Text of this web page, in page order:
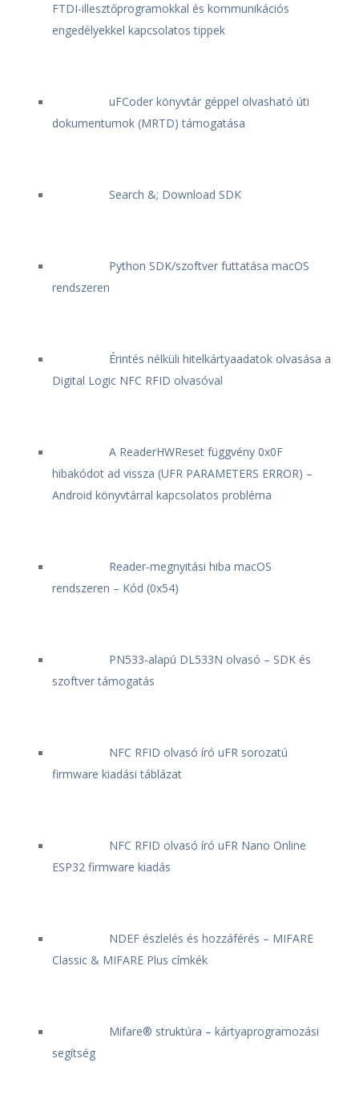
FTDI-illesztőprogramokkal és kommunikációs
engedélyekkel kapcsolatos tippek
uFCoder könyvtár géppel olvasható úti
dokumentumok (MRTD) támogatása
Search &; Download SDK
Python SDK/szoftver futtatása macOS
rendszeren
Érintés nélküli hitelkártyaadatok olvasása a
Digital Logic NFC RFID olvasóval
A ReaderHWReset függvény 0x0F
hibakódot ad vissza (UFR PARAMETERS ERROR) –
Android könyvtárral kapcsolatos probléma
Reader-megnyitási hiba macOS
rendszeren – Kód (0x54)
PN533-alapú DL533N olvasó – SDK és
szoftver támogatás
NFC RFID olvasó író uFR sorozatú
firmware kiadási táblázat
NFC RFID olvasó író uFR Nano Online
ESP32 firmware kiadás
NDEF észlelés és hozzáférés – MIFARE
Classic & MIFARE Plus címkék
Mifare® struktúra – kártyaprogramozási
segítség